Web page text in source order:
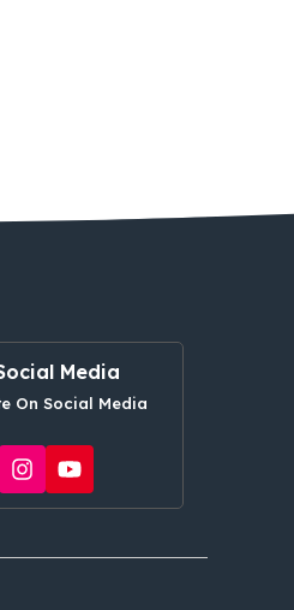
Media
On Social Media